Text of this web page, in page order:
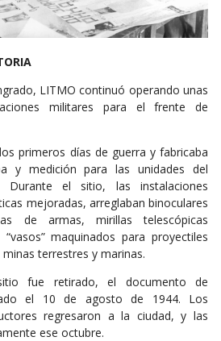
LITMO continuó operando unas
militares para el frente de
primeros días de guerra y fabricaba
y medición para las unidades del
el sitio, las instalaciones
mejoradas, arreglaban binoculares
de armas, mirillas telescópicas
maquinados para proyectiles
terrestres y marinas.
fue retirado, el documento de
el 10 de agosto de 1944. Los
regresaron a la ciudad, y las
ese octubre.